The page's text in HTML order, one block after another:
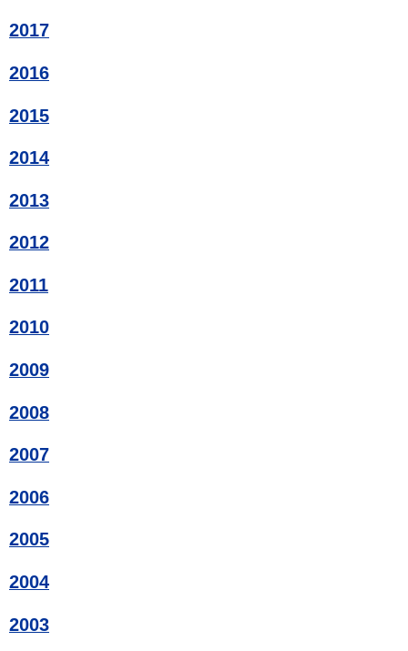
2017
2016
2015
2014
2013
2012
2011
2010
2009
2008
2007
2006
2005
2004
2003